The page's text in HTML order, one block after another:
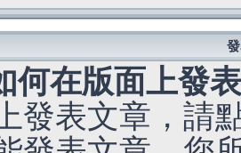
何在版面上發
發表文章，請